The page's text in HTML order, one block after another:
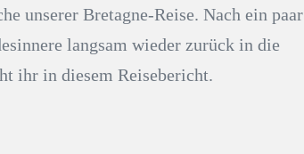
unserer Bretagne-Reise. Nach ein paar
langsam wieder zurück in die
ihr in diesem Reisebericht.